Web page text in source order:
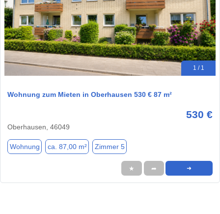
1 / 1
Wohnung zum Mieten in Oberhausen 530 € 87 m²
530 €
Oberhausen, 46049
Wohnung ca. 87,00 m² Zimmer 5
★ ➦ ➜